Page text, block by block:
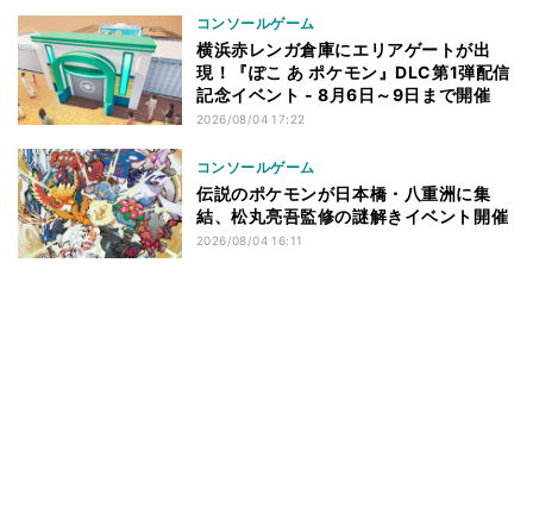
コンソールゲーム
横浜赤レンガ倉庫にエリアゲートが出
現！『ぽこ あ ポケモン』DLC第1弾配信
記念イベント - 8月6日～9日まで開催
2026/08/04 17:22
コンソールゲーム
伝説のポケモンが日本橋・八重洲に集
結、松丸亮吾監修の謎解きイベント開催
2026/08/04 16:11